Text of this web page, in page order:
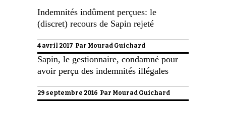
Indemnités indûment perçues: le
(discret) recours de Sapin rejeté
4 avril 2017 Par Mourad Guichard
Sapin, le gestionnaire, condamné pour
avoir perçu des indemnités illégales
29 septembre 2016 Par Mourad Guichard